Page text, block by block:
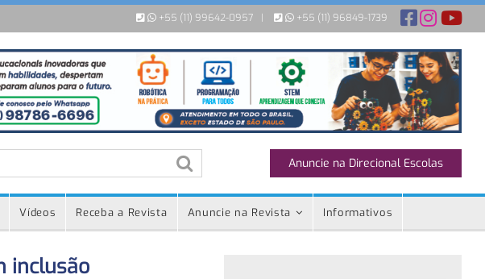
+55 (11) 99642-0957 | +55 (11) 96849-1739
Anuncie na Direcional Escolas
Vídeos Receba a Revista Anuncie na Revista Informativos
inclusão